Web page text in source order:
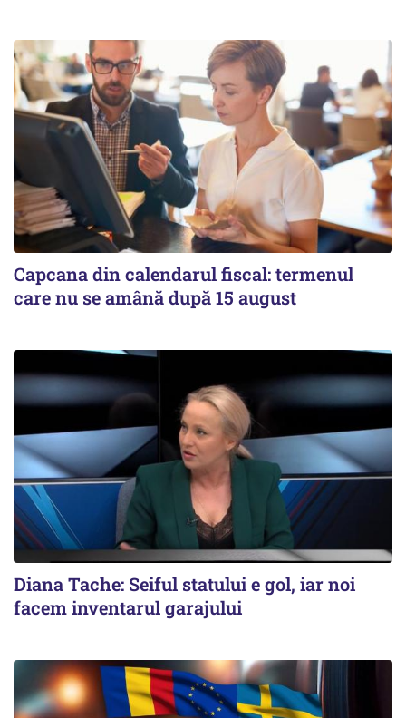
Capcana din calendarul fiscal: termenul
care nu se amână după 15 august
Diana Tache: Seiful statului e gol, iar noi
facem inventarul garajului